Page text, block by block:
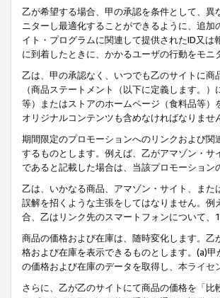
乙が希望する場合、甲の承認を条件として、
ニターし最適化することができるように、追
イト・プログラムに関連して提供されたID又
に到着したときに、かかるユーザの行動をモ
乙は、甲の承認なく、いつでも乙のサイトに
（商品ステートメント（以下に定義します。
等）またはストアのホームページ（食料品等
オリジナルコンテンツも含めなければなりませ
期間限定のプロモーションへのリンクおよび
するものとします。例えば、乙がアマゾン・
であると記載した場合は、当該プロモーショ
乙は、いかなる商品、アマゾン・サイト、ま
誤解を招くような主張をしてはなりません。
合、乙はリンク先のスマートフォンについて
商品の価格および在庫は、随時変化します。
格および在庫を表示できるものとします。(a)
の価格および在庫のデータを取得し、 本ライセ
さらに、乙が乙のサイトにて商品の価格を「